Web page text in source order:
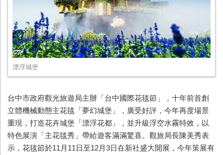
漂浮城堡
台中市政府觀光旅遊局主辦「台中國際花毯節」，十年前首創
立體機械動態主花毯「夢幻城堡」，廣受好評，今年再度場景
重現，打造花卉城堡「漂浮花都」，並升級浮空水霧特效，以
特色展演「主花毯秀」帶給遊客滿滿驚喜。觀旅局長陳美秀表
示，花毯節於11月11日至12月3日在新社盛大開展，今年策展有